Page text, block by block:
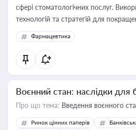
сфері стоматологічних послуг.
технологій та стратегій для
Фармацевтика
Воєнний стан: наслідки для
Про що тема: Введення воєнного
Ринок цінних паперів